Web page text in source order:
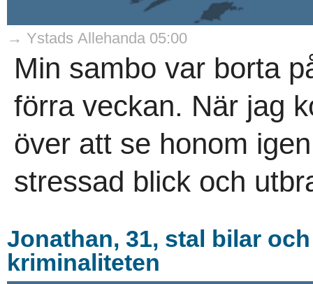
→ Ystads Allehanda 05:00
Min sambo var borta
förra veckan. När jag
över att se honom
stressad blick och
Jonathan, 31, stal bilar
kriminaliteten